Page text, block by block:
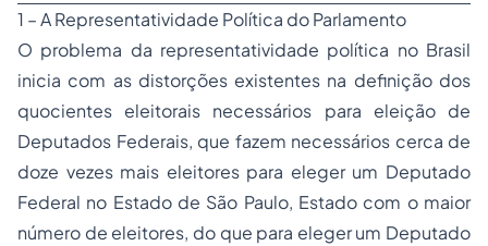
1 – A Representatividade Política do Parlamento
O problema da representatividade política no Brasil
inicia com as distorções existentes na definição dos
quocientes eleitorais necessários para eleição de
Deputados Federais, que fazem necessários cerca de
doze vezes mais eleitores para eleger um Deputado
Federal no Estado de São Paulo, Estado com o maior
número de eleitores, do que para eleger um Deputado